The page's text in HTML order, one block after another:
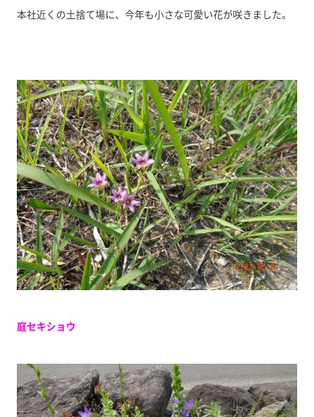
本社近くの土捨て場に、今年も小さな可愛い花が咲きました。
庭セキショウ